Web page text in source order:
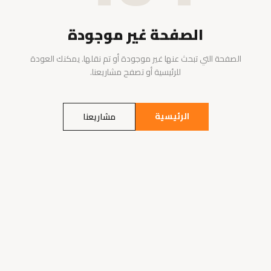
الصفحة غير موجودة
الصفحة التي تبحث عنها غير موجودة أو تم نقلها. يمكنك العودة
للرئيسية أو تصفح مشاريعنا.
الرئيسية مشاريعنا